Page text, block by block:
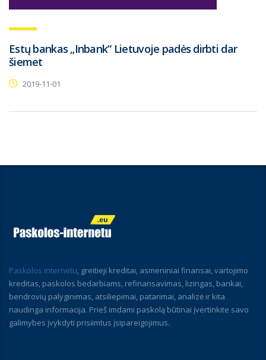
Estų bankas „Inbank“ Lietuvoje padės dirbti dar
šiemet
2019-11-01
Paskolos internetu, greitieji kreditai, asmeniniai finansai, vartojimo
kreditas, paskolos bedarbiams, refinansavimas, lizingas, bankai,
bendrovių palyginimas, atsiliepimai, patarimai, analizė ir kita
naudinga informacija. Prieš imdami paskolą būtinai įvertinkite savo
galimybes įvykdyti prisiimtus įsipareigojimus.